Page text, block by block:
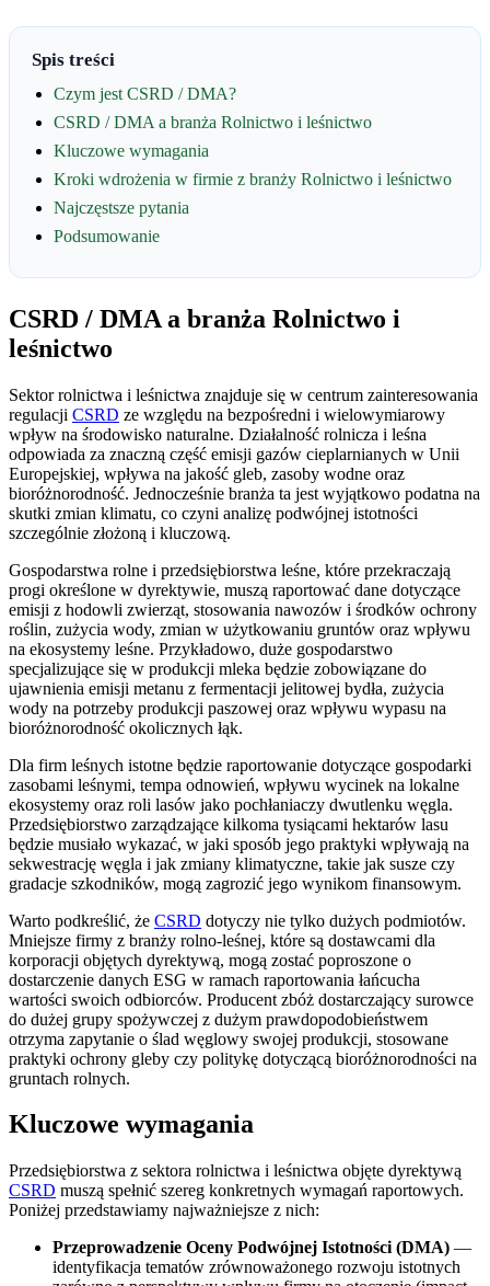
Spis treści
Czym jest CSRD / DMA?
CSRD / DMA a branża Rolnictwo i leśnictwo
Kluczowe wymagania
Kroki wdrożenia w firmie z branży Rolnictwo i leśnictwo
Najczęstsze pytania
Podsumowanie
CSRD / DMA a branża Rolnictwo i
leśnictwo
Sektor rolnictwa i leśnictwa znajduje się w centrum zainteresowania
regulacji CSRD ze względu na bezpośredni i wielowymiarowy
wpływ na środowisko naturalne. Działalność rolnicza i leśna
odpowiada za znaczną część emisji gazów cieplarnianych w Unii
Europejskiej, wpływa na jakość gleb, zasoby wodne oraz
bioróżnorodność. Jednocześnie branża ta jest wyjątkowo podatna na
skutki zmian klimatu, co czyni analizę podwójnej istotności
szczególnie złożoną i kluczową.
Gospodarstwa rolne i przedsiębiorstwa leśne, które przekraczają
progi określone w dyrektywie, muszą raportować dane dotyczące
emisji z hodowli zwierząt, stosowania nawozów i środków ochrony
roślin, zużycia wody, zmian w użytkowaniu gruntów oraz wpływu
na ekosystemy leśne. Przykładowo, duże gospodarstwo
specjalizujące się w produkcji mleka będzie zobowiązane do
ujawnienia emisji metanu z fermentacji jelitowej bydła, zużycia
wody na potrzeby produkcji paszowej oraz wpływu wypasu na
bioróżnorodność okolicznych łąk.
Dla firm leśnych istotne będzie raportowanie dotyczące gospodarki
zasobami leśnymi, tempa odnowień, wpływu wycinek na lokalne
ekosystemy oraz roli lasów jako pochłaniaczy dwutlenku węgla.
Przedsiębiorstwo zarządzające kilkoma tysiącami hektarów lasu
będzie musiało wykazać, w jaki sposób jego praktyki wpływają na
sekwestrację węgla i jak zmiany klimatyczne, takie jak susze czy
gradacje szkodników, mogą zagrozić jego wynikom finansowym.
Warto podkreślić, że CSRD dotyczy nie tylko dużych podmiotów.
Mniejsze firmy z branży rolno-leśnej, które są dostawcami dla
korporacji objętych dyrektywą, mogą zostać poproszone o
dostarczenie danych ESG w ramach raportowania łańcucha
wartości swoich odbiorców. Producent zbóż dostarczający surowce
do dużej grupy spożywczej z dużym prawdopodobieństwem
otrzyma zapytanie o ślad węglowy swojej produkcji, stosowane
praktyki ochrony gleby czy politykę dotyczącą bioróżnorodności na
gruntach rolnych.
Kluczowe wymagania
Przedsiębiorstwa z sektora rolnictwa i leśnictwa objęte dyrektywą
CSRD muszą spełnić szereg konkretnych wymagań raportowych.
Poniżej przedstawiamy najważniejsze z nich:
Przeprowadzenie Oceny Podwójnej Istotności (DMA) —
identyfikacja tematów zrównoważonego rozwoju istotnych